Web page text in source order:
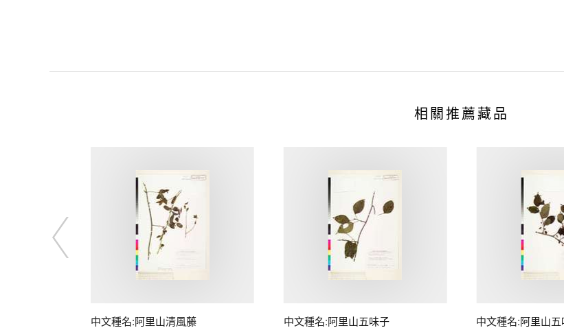
相關推薦藏品
中文種名:阿里山清風藤 中文種名:阿里山五味子 中文種名:阿里山